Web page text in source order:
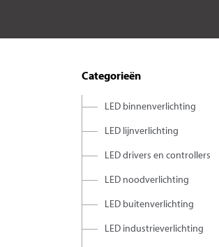
Categorieën
LED binnenverlichting
LED lijnverlichting
LED drivers en controllers
LED noodverlichting
LED buitenverlichting
LED industrieverlichting